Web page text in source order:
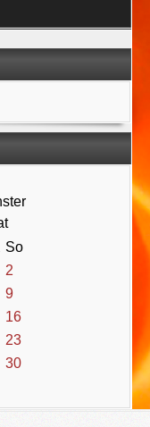
So
2
9
16
23
30